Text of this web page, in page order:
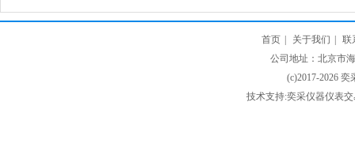
首页 关于我们
联
公司地址：北京市
(c)2017-2026
技术支持:奕采仪器仪表